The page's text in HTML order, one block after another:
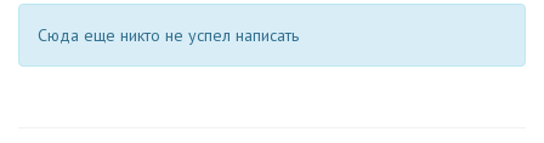
Сюда еще никто не успел написать